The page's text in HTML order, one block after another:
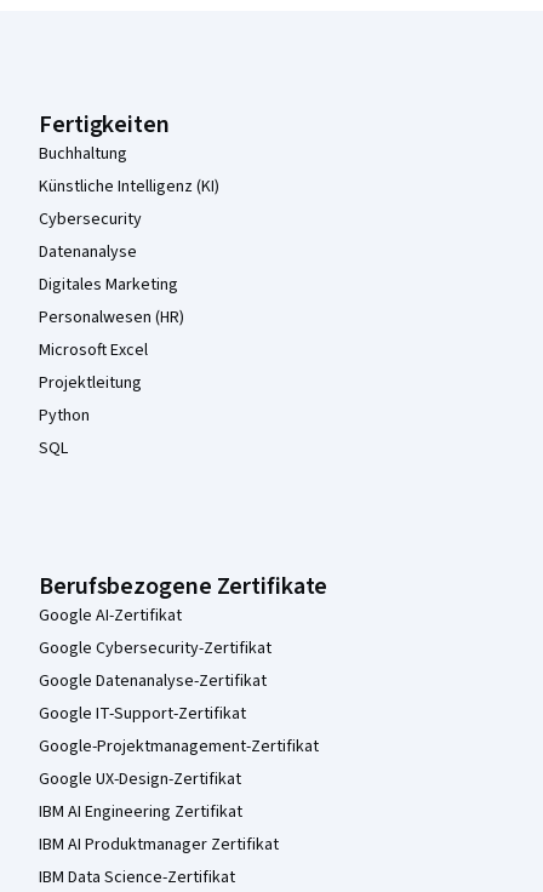
Fertigkeiten
Buchhaltung
Künstliche Intelligenz (KI)
Cybersecurity
Datenanalyse
Digitales Marketing
Personalwesen (HR)
Microsoft Excel
Projektleitung
Python
SQL
Berufsbezogene Zertifikate
Google AI-Zertifikat
Google Cybersecurity-Zertifikat
Google Datenanalyse-Zertifikat
Google IT-Support-Zertifikat
Google-Projektmanagement-Zertifikat
Google UX-Design-Zertifikat
IBM AI Engineering Zertifikat
IBM AI Produktmanager Zertifikat
IBM Data Science-Zertifikat